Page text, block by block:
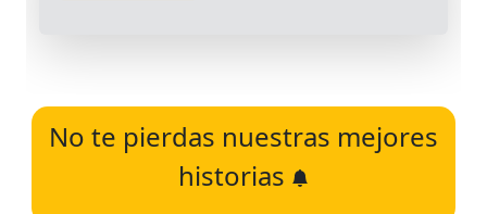
No te pierdas nuestras mejores
historias